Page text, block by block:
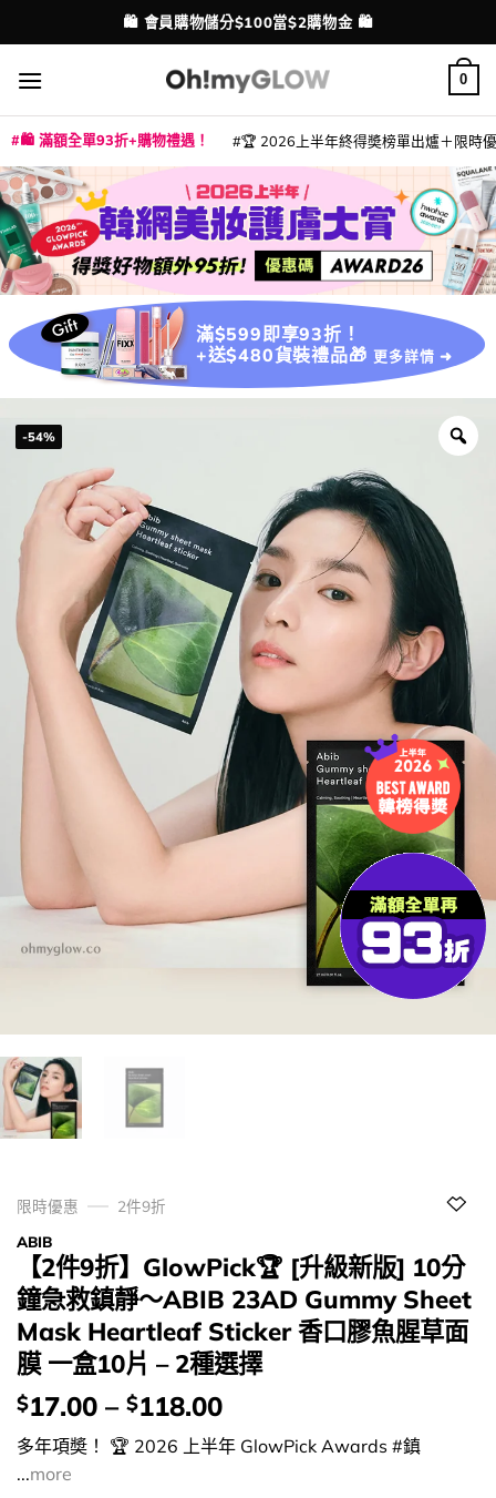
to
content
配送港澳
💳 支援消費券、FPS、八達通、PAYME、信用卡付款
0
🛍️ 滿額全單93折+購物禮遇！ 🏆 2026上半年終得奬榜單出爐＋限時
滿$599即享93折！
+送$480貨裝禮品🎁 更多詳情 ➜
-54%
限時優惠
2件9折
ABIB
【2件9折】GlowPick🏆 [升級新版] 10分
鐘急救鎮靜～ABIB 23AD Gummy Sheet
Mask Heartleaf Sticker 香口膠魚腥草面
膜 一盒10片 – 2種選擇
價
錢：
$17.00 – $118.00
多年項奬！ 🏆 2026 上半年 GlowPick Awards #鎮
...more